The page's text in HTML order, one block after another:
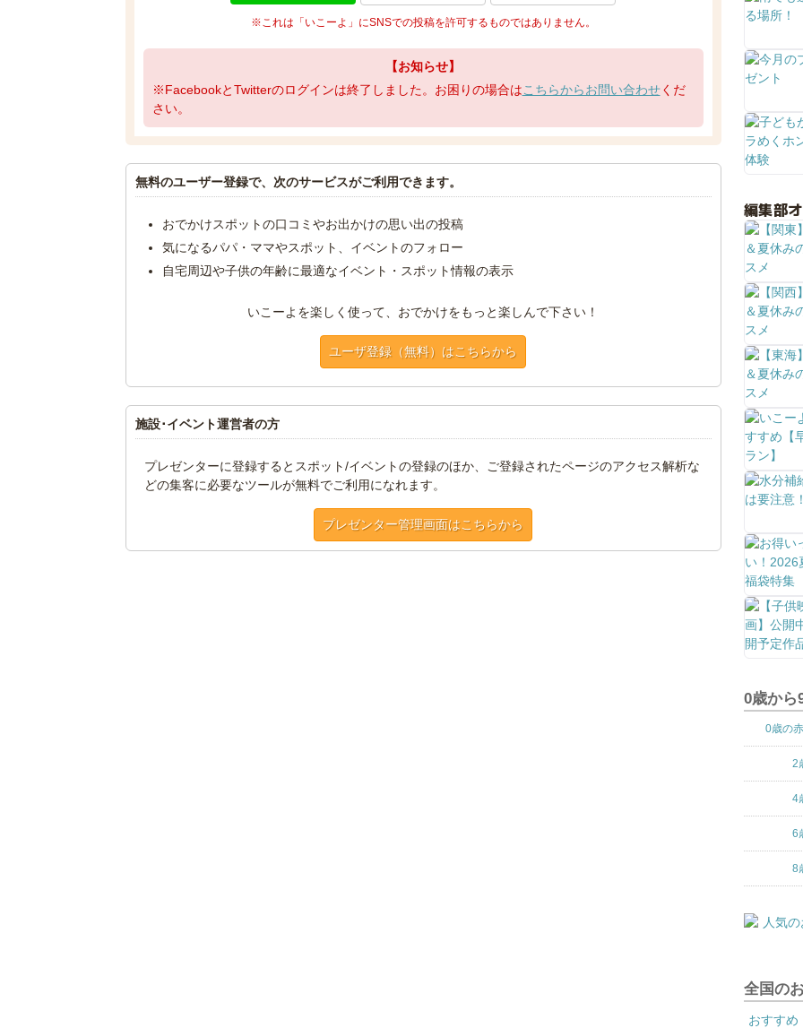
※これは「いこーよ」にSNSでの投稿を許可するものではありません。
【お知らせ】
※FacebookとTwitterのログインは終了しました。お困りの場合はこちらからお問い合わせくだ
さい。
無料のユーザー登録で、次のサービスがご利用できます。
おでかけスポットの口コミやお出かけの思い出の投稿
気になるパパ・ママやスポット、イベントのフォロー
自宅周辺や子供の年齢に最適なイベント・スポット情報の表示
いこーよを楽しく使って、おでかけをもっと楽しんで下さい！
ユーザ登録（無料）はこちらから
施設･イベント運営者の方
プレゼンターに登録するとスポット/イベントの登録のほか、ご登録されたページのアクセス解析な
どの集客に必要なツールが無料でご利用になれます。
プレゼンター管理画面はこちらから
編集部
0歳から
0歳の
2
4
6
8
全国の
おすすめ